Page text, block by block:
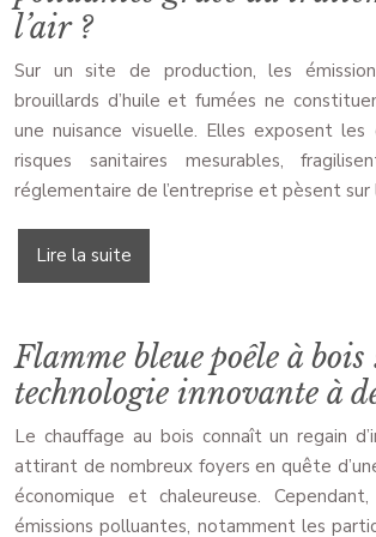
l’air ?
Sur un site de production, les
brouillards d’huile et fumées ne
une nuisance visuelle. Elles exposent
risques sanitaires mesurables,
réglementaire de l’entreprise et pèsent
Lire la suite
Flamme bleue poêle à
technologie innovante à
Le chauffage au bois connaît un regain
attirant de nombreux foyers en quête
économique et chaleureuse.
émissions polluantes, notamment les